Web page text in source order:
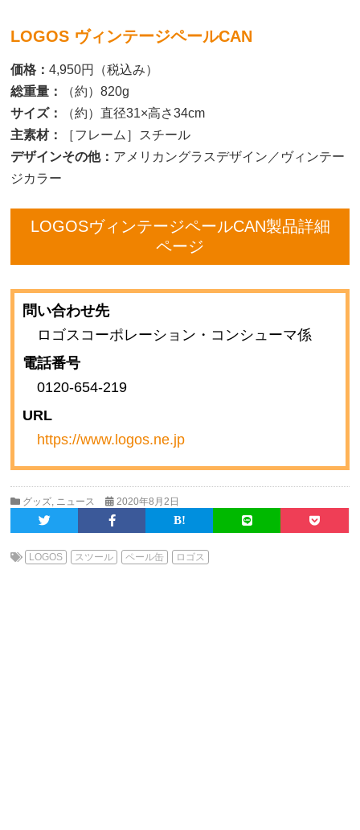
LOGOS ヴィンテージペールCAN
価格：4,950円（税込み）
総重量：
（約）820g
サイズ：
（約）直径31×高さ34cm
主素材：
［フレーム］スチール
デザインその他： アメリカングラスデザイン／ヴィンテー
ジカラー
LOGOSヴィンテージペールCAN製品詳細
ページ
問い合わせ先
ロゴスコーポレーション・コンシューマ係
電話番号
0120-654-219
URL
https://www.logos.ne.jp
グッズ, ニュース 2020年8月2日
LOGOS スツール ペール缶 ロゴス